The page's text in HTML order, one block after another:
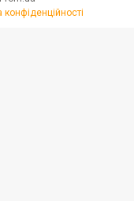
конфіденційності